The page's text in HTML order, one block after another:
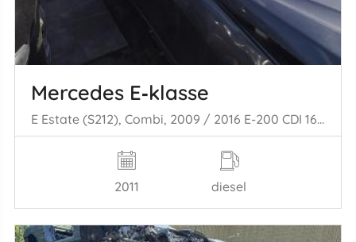
Mercedes E‑klasse
E Estate (S212), Combi, 2009 / 2016 E-200 CDI 16V BlueEfficiency,BlueTEC
2011 diesel